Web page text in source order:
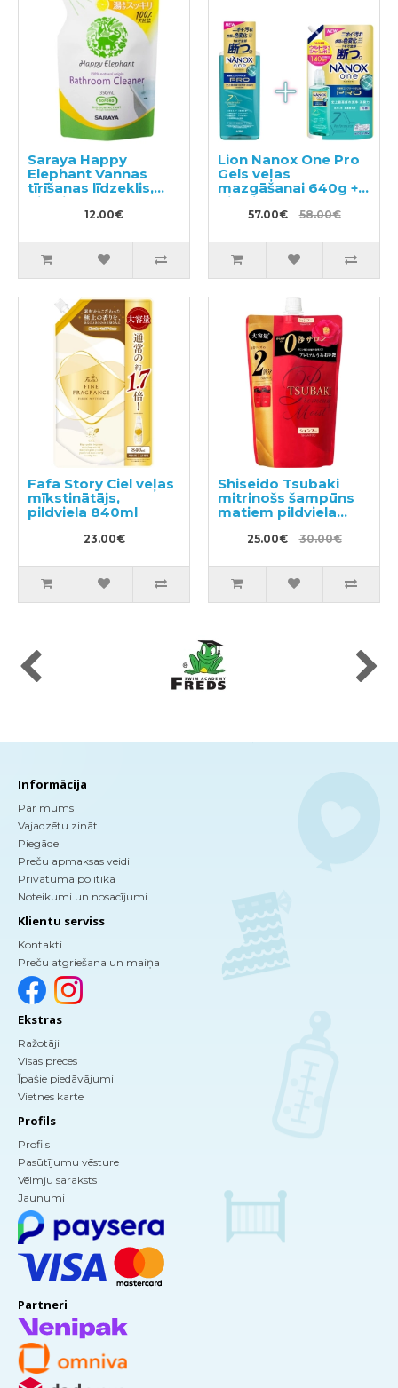
Saraya Happy
Elephant Vannas
tīrīšanas līdzeklis,
pildviela 350ml
12.00€
Lion Nanox One Pro
Gels veļas
mazgāšanai 640g +
pildviela 1400g
57.00€ 58.00€
Fafa Story Ciel veļas
mīkstinātājs,
pildviela 840ml
23.00€
Shiseido Tsubaki
mitrinošs šampūns
matiem pildviela
25.00€ 30.00€
Informācija
Par mums
Vajadzētu zināt
Piegāde
Preču apmaksas veidi
Privātuma politika
Noteikumi un nosacījumi
Klientu serviss
Kontakti
Preču atgriešana un maiņa
Ekstras
Ražotāji
Visas preces
Īpašie piedāvājumi
Vietnes karte
Profils
Profils
Pasūtījumu vēsture
Vēlmju saraksts
Jaunumi
Partneri